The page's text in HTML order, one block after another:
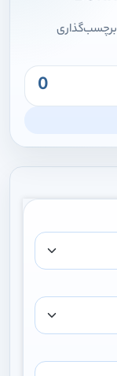
محصولاتی که با تگ Devil May Cry 5 + Vergil برچسب‌گذاری
0